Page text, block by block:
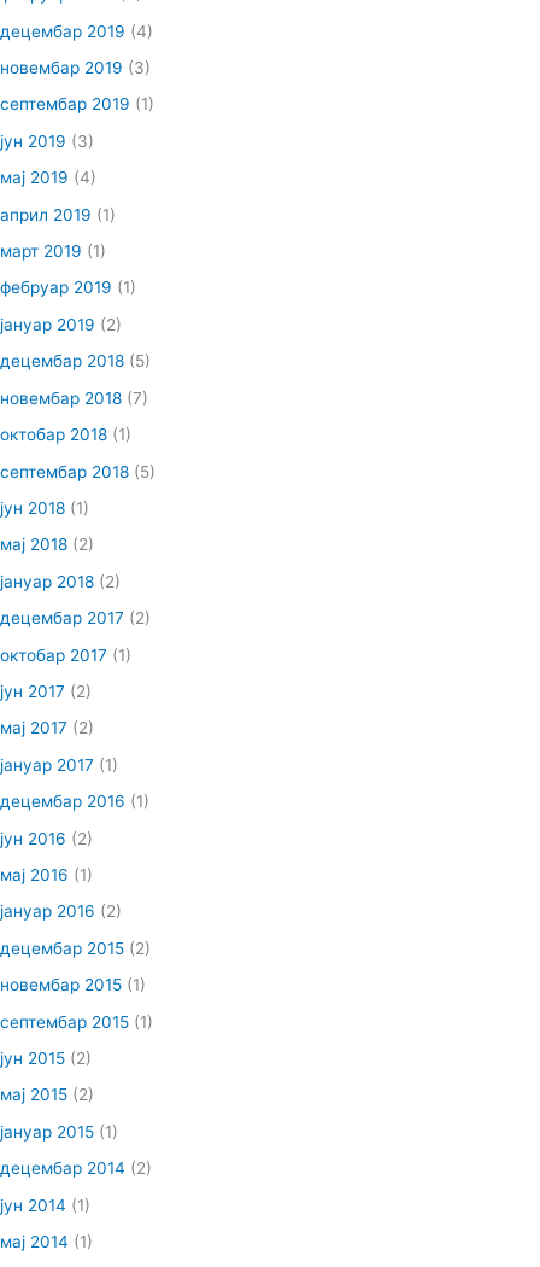
децембар 2019 (4)
новембар 2019 (3)
септембар 2019 (1)
јун 2019 (3)
мај 2019 (4)
април 2019 (1)
март 2019 (1)
фебруар 2019 (1)
јануар 2019 (2)
децембар 2018 (5)
новембар 2018 (7)
октобар 2018 (1)
септембар 2018 (5)
јун 2018 (1)
мај 2018 (2)
јануар 2018 (2)
децембар 2017 (2)
октобар 2017 (1)
јун 2017 (2)
мај 2017 (2)
јануар 2017 (1)
децембар 2016 (1)
јун 2016 (2)
мај 2016 (1)
јануар 2016 (2)
децембар 2015 (2)
новембар 2015 (1)
септембар 2015 (1)
јун 2015 (2)
мај 2015 (2)
јануар 2015 (1)
децембар 2014 (2)
јун 2014 (1)
мај 2014 (1)